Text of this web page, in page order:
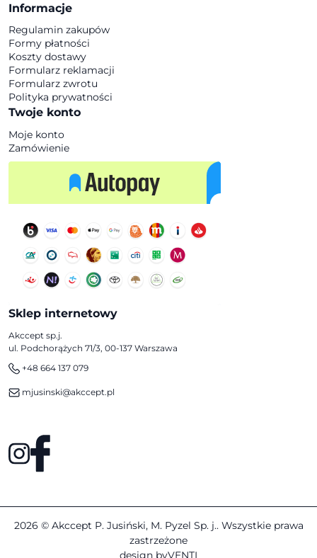
Informacje
Regulamin zakupów
Formy płatności
Koszty dostawy
Formularz reklamacji
Formularz zwrotu
Polityka prywatności
Twoje konto
Moje konto
Zamówienie
Sklep internetowy
Akccept sp.j.
ul. Podchorążych 71/3, 00-137 Warszawa
+48 664 137 079
mjusinski@akccept.pl
2026 © Akccept P. Jusiński, M. Pyzel Sp. j.. Wszystkie prawa
zastrzeżone
design byVENTI